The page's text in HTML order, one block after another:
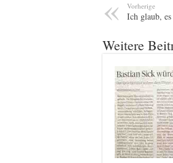
Vorherige
Ich glaub,
Weitere